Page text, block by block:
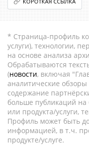
* Страница-профиль
услуги), технологии,
на основе анализа
Обрабатываются
(новости, включая
аналитические
содержание
больше публикаций
или продукта/услуги,
Профиль может быть
информацией, в т.ч.
продукте/услуге.